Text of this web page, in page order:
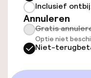
Voor
Kamers
Inclusief
Annuleren
Gratis
Optie niet
Niet-